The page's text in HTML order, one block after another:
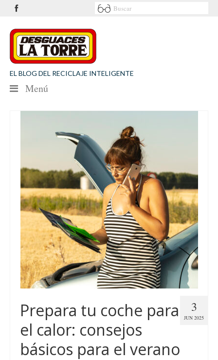
EL BLOG DEL RECICLAJE INTELIGENTE
Menú
NOTICIAS
SEGURIDAD VIAL
MEDIO AMBIENTE
PATROCINIOS
CONTACTO
Desguaces La Torre
3
JUN 2025
Prepara tu coche para
el calor: consejos
básicos para el verano